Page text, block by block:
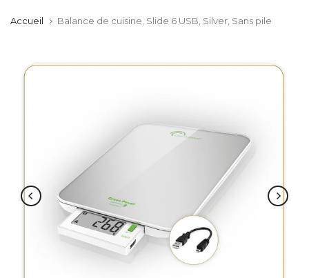
Accueil Balance de cuisine, Slide 6 USB, Silver, Sans pile